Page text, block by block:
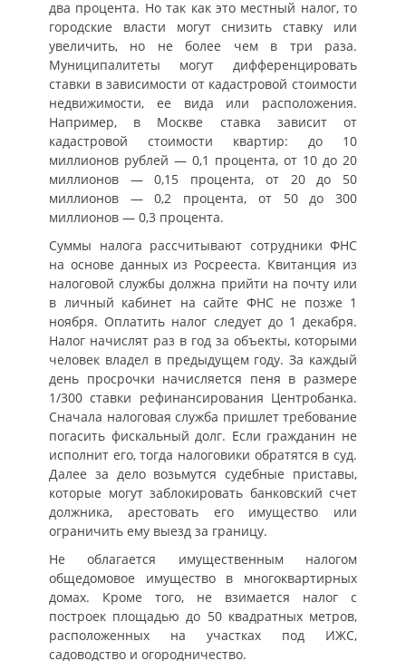
два процента. Но так как это местный налог, то
городские власти могут снизить ставку или
увеличить, но не более чем в три раза.
Муниципалитеты могут дифференцировать
ставки в зависимости от кадастровой стоимости
недвижимости, ее вида или расположения.
Например, в Москве ставка зависит от
кадастровой стоимости квартир: до 10
миллионов рублей — 0,1 процента, от 10 до 20
миллионов — 0,15 процента, от 20 до 50
миллионов — 0,2 процента, от 50 до 300
миллионов — 0,3 процента.
Суммы налога рассчитывают сотрудники ФНС
на основе данных из Росрееста. Квитанция из
налоговой службы должна прийти на почту или
в личный кабинет на сайте ФНС не позже 1
ноября. Оплатить налог следует до 1 декабря.
Налог начислят раз в год за объекты, которыми
человек владел в предыдущем году. За каждый
день просрочки начисляется пеня в размере
1/300 ставки рефинансирования Центробанка.
Сначала налоговая служба пришлет требование
погасить фискальный долг. Если гражданин не
исполнит его, тогда налоговики обратятся в суд.
Далее за дело возьмутся судебные приставы,
которые могут заблокировать банковский счет
должника, арестовать его имущество или
ограничить ему выезд за границу.
Не облагается имущественным налогом
общедомовое имущество в многоквартирных
домах. Кроме того, не взимается налог с
построек площадью до 50 квадратных метров,
расположенных на участках под ИЖС,
садоводство и огородничество.